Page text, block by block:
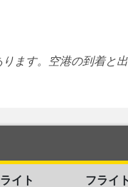
ます。空港の到着と出
イト フライト